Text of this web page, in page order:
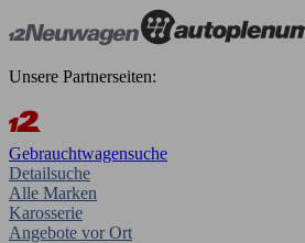
Unsere Partnerseiten:
Gebrauchtwagensuche
Detailsuche
Alle Marken
Karosserie
Angebote vor Ort